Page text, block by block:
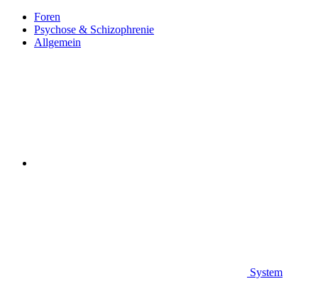
Foren
Psychose & Schizophrenie
Allgemein
System